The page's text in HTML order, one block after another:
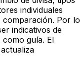
individuales
Por lo
indicativos de
guía. El